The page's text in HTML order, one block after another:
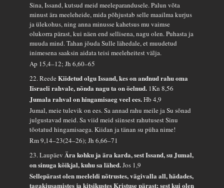
Sina, Issand, kutsud meid meeleparandusele. Palun võta
minust ära meeleheide, mida põhjustab selle maailma kurjus
ja ülekohus, ning anna minusse kahetsus mu vaimse
olukorra pärast, kui näen end sellisena, nagu olen. Puhasta ja
muuda mind. Tahan jõuda Sulle lähedale, et muudetud
inimesena saaksin aidata teisi meeleheitest välja.
Ap 15,4–12; Jh 6,60–65
22. ReedeKiidetud olgu Issand, kes on andnud rahu oma
Iisraeli rahvale, nõnda nagu ta on öelnud. 1Kn 8,56
Jumala rahval on hingamisaeg veel ees.Hb 4,9
Jumal, meie tulevik on ees. Sa annad rahu meile ja Su sõnad
julgustavad meid. Sa viid meid siinsest rahutusest Sinu
tõotatud hingamisaega. Kiidan ja tänan su püha nime!
Rm 9,14–23(24–26); Jh 6,66–71
23. LaupäevÄra kohku ja ära karda, sest Issand, su Jumal,
on sinuga kõikjal, kuhu sa lähed.Jos 1,9
Sellepärast olen meeleldi nõtrustes, vägivalla all, hädades,
tagakiusamistes ja kitsikustes Kristuse pärast; sest kui olen